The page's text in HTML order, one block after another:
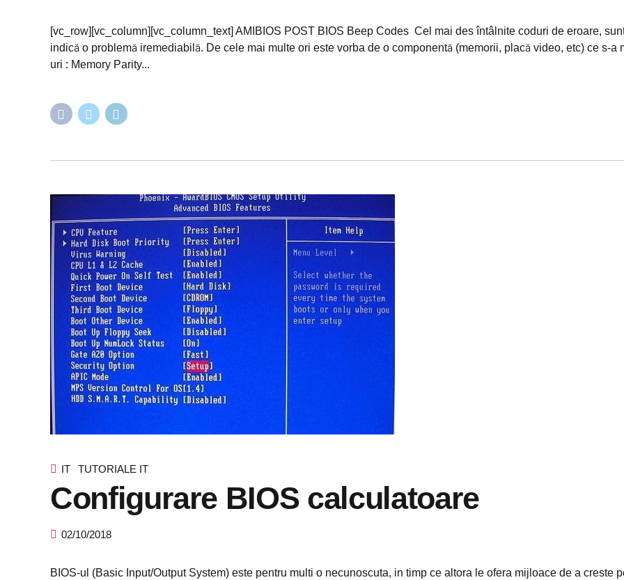
[vc_row][vc_column][vc_column_text] AMIBIOS POST BIOS Beep Codes Cel mai des întâlnite coduri de eroare,
indică o problemă iremediabilă. De cele mai multe ori este vorba de o componentă (memorii, placă video, etc) ce s-a
uri : Memory Parity...
IT TUTORIALE IT
Configurare BIOS calculatoare
02/10/2018
BIOS-ul (Basic Input/Output System) este pentru multi o necunoscuta, in timp ce altora le ofera mijloace de a creste